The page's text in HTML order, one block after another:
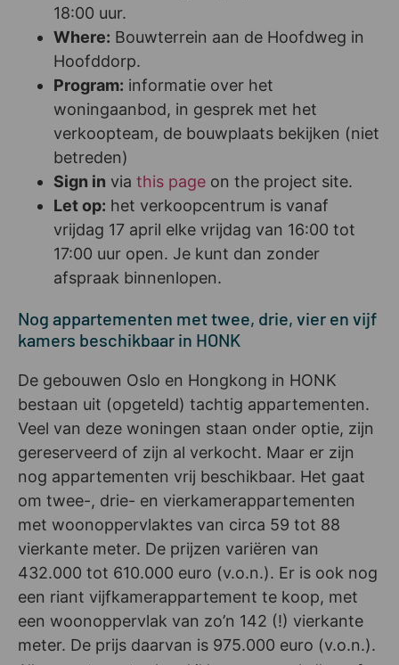
18:00 uur.
Where: Bouwterrein aan de Hoofdweg in
Hoofddorp.
Program: informatie over het
woningaanbod, in gesprek met het
verkoopteam, de bouwplaats bekijken (niet
betreden)
Sign in via this page on the project site.
Let op: het verkoopcentrum is vanaf
vrijdag 17 april elke vrijdag van 16:00 tot
17:00 uur open. Je kunt dan zonder
afspraak binnenlopen.
Nog appartementen met twee, drie, vier en vijf
kamers beschikbaar in HONK
De gebouwen Oslo en Hongkong in HONK
bestaan uit (opgeteld) tachtig appartementen.
Veel van deze woningen staan onder optie, zijn
gereserveerd of zijn al verkocht. Maar er zijn
nog appartementen vrij beschikbaar. Het gaat
om twee-, drie- en vierkamerappartementen
met woonoppervlaktes van circa 59 tot 88
vierkante meter. De prijzen variëren van
432.000 tot 610.000 euro (v.o.n.). Er is ook nog
een riant vijfkamerappartement te koop, met
een woonoppervlak van zo’n 142 (!) vierkante
meter. De prijs daarvan is 975.000 euro (v.o.n.).